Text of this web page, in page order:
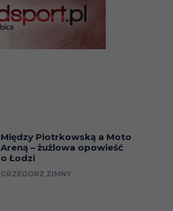
Między Piotrkowską a Moto
Areną – żużlowa opowieść
o Łodzi
GRZEGORZ ZIMNY